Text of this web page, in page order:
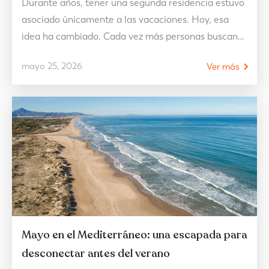
mayo 25, 2026
Durante años, tener una segunda residencia estuvo
asociado únicamente a las vacaciones. Hoy, esa
idea ha cambiado. Cada vez más personas buscan
a día, reconectar con el entorno y disfrutar de una
vida más pausada durante largas temporadas del
año. En este contexto, el verano ya…
Ver más
Mayo en el Mediterráneo: una escapada para
desconectar antes del verano